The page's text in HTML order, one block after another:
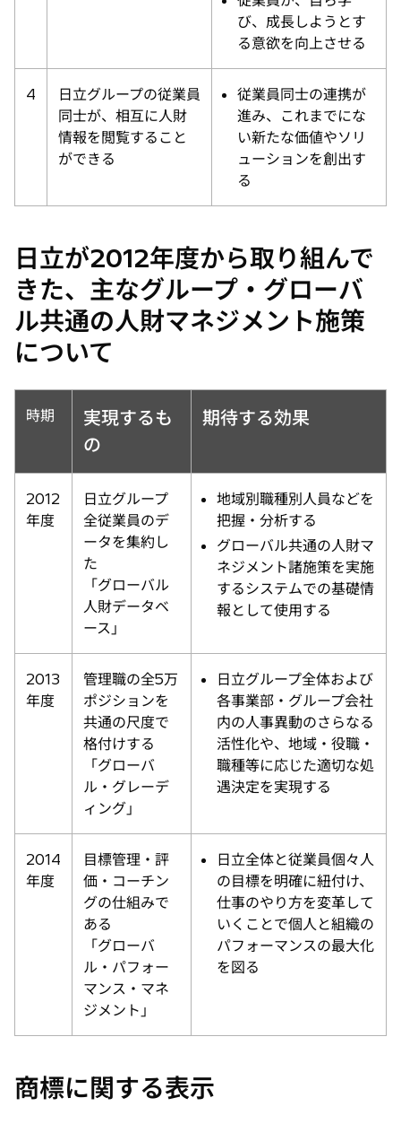
び、成長しようとす
る意欲を向上させる
4
日立グループの従業員
同士が、相互に人財
情報を閲覧すること
ができる
従業員同士の連携が
進み、これまでにな
い新たな価値やソリ
ューションを創出す
る
日立が2012年度から取り組んで
きた、主なグループ・グローバ
ル共通の人財マネジメント施策
について
時期
実現するも
の
期待する効果
2012
年度
日立グループ
全従業員のデ
ータを集約し
た
「グローバル
人財データベ
ース」
地域別職種別人員などを
把握・分析する
グローバル共通の人財マ
ネジメント諸施策を実施
するシステムでの基礎情
報として使用する
2013
年度
管理職の全5万
ポジションを
共通の尺度で
格付けする
「グローバ
ル・グレーデ
ィング」
日立グループ全体および
各事業部・グループ会社
内の人事異動のさらなる
活性化や、地域・役職・
職種等に応じた適切な処
遇決定を実現する
2014
年度
目標管理・評
価・コーチン
グの仕組みで
ある
「グローバ
ル・パフォー
マンス・マネ
ジメント」
日立全体と従業員個々人
の目標を明確に紐付け、
仕事のやり方を変革して
いくことで個人と組織の
パフォーマンスの最大化
を図る
商標に関する表示